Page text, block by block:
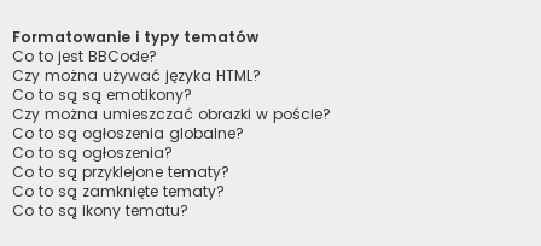
Formatowanie i typy tematów
Co to jest BBCode?
Czy można używać języka HTML?
Co to są są emotikony?
Czy można umieszczać obrazki w poście?
Co to są ogłoszenia globalne?
Co to są ogłoszenia?
Co to są przyklejone tematy?
Co to są zamknięte tematy?
Co to są ikony tematu?